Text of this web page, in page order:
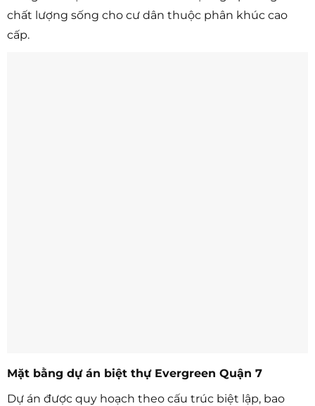
chất lượng sống cho cư dân thuộc phân khúc cao
cấp.
Mặt bằng dự án biệt thự Evergreen Quận 7
Dự án được quy hoạch theo cấu trúc biệt lập, bao